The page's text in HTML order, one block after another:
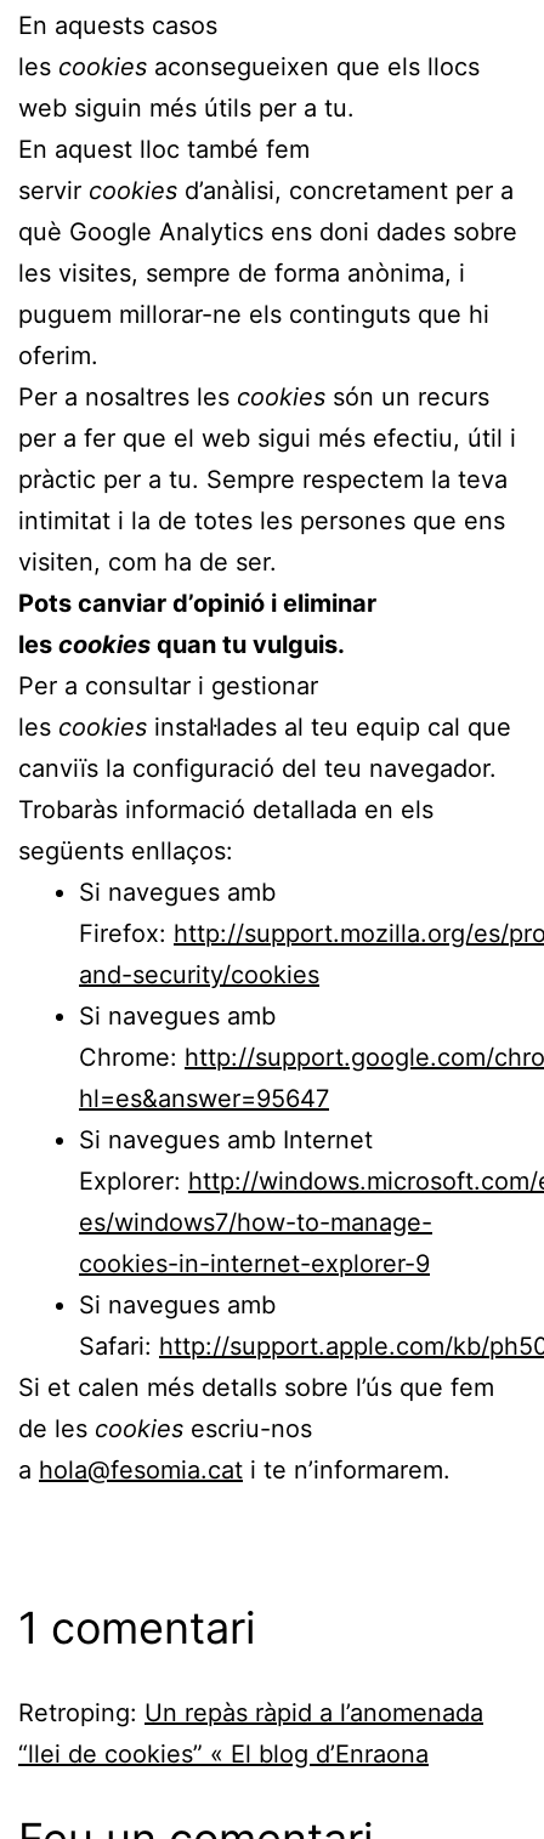
En aquests casos
les cookies aconsegueixen que els llocs
web siguin més útils per a tu.
En aquest lloc també fem
servir cookies d’anàlisi, concretament per a
què Google Analytics ens doni dades sobre
les visites, sempre de forma anònima, i
puguem millorar-ne els continguts que hi
oferim.
Per a nosaltres les cookies són un recurs
per a fer que el web sigui més efectiu, útil i
pràctic per a tu. Sempre respectem la teva
intimitat i la de totes les persones que ens
visiten, com ha de ser.
Pots canviar d’opinió i eliminar
les cookies quan tu vulguis.
Per a consultar i gestionar
les cookies instal·lades al teu equip cal que
canviïs la configuració del teu navegador.
Trobaràs informació detallada en els
següents enllaços:
Si navegues amb
Firefox: http://support.mozilla.org/es/
and-security/cookies
Si navegues amb
Chrome: http://support.google.com/
hl=es&answer=95647
Si navegues amb Internet
Explorer: http://
es/windows7/how-to-manage-
cookies-in-internet-explorer-9
Si navegues amb
Safari: http://support.apple.com/kb/
Si et calen més detalls sobre l’ús que fem
de les cookies escriu-nos
a hola@fesomia.cat i te n’informarem.
1 comentari
Retroping: Un repàs ràpid a l’anomenada
“llei de cookies” « El blog d’Enraona